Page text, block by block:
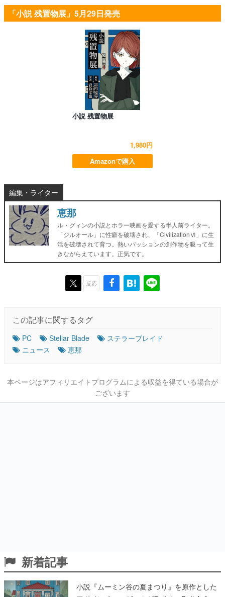
「小説 残置物展」5月29日発売
小説 残置物展
1,980円
Amazonで購入
編集・ライター
恵那
ル・グィンの小説とホラー映画を愛する半人前ライター。
「ジルオール」に性癖を破壊され、「CivilizationⅥ」に生
活を破壊されて育つ。熱いパッションの創作物を吸って生
きながらえています。正気です。
反応
この記事に関するタグ
PC Stellar Blade
ステラーブレイド
ニュース
恵那
本ページはアフィリエイトプログラムによる収益を得ている場合が
ございます
新着記事
小説『ムーミン谷の夏まつり』を原作とした